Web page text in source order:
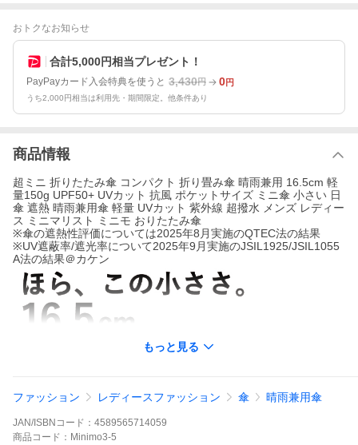
おトクなお知らせ
合計5,000円相当プレゼント！
PayPayカード入会特典を使うと 3,430円 0円
うち2,000円相当は利用先・期間限定。他条件あり
商品情報
超ミニ 折りたたみ傘 コンパクト 折り畳み傘 晴雨兼用 16.5cm 軽
量150g UPF50+ UVカット 抗風 ポケットサイズ ミニ傘 小さい 日
傘 遮熱 晴雨兼用傘 軽量 UVカット 紫外線 超撥水 メンズ レディー
ス ミニマリスト ミニモ おりたたみ傘
※傘の遮熱性評価については2025年8月実施のQTEC法の結果
※UV遮蔽率/遮光率について2025年9月実施のJSIL1925/JSIL1055
A法の結果＠カケン
もっと見る
ファッション レディースファッション 傘 晴雨兼用傘
JAN/ISBNコード： 4589565714059
商品 コード： Minimo3-5